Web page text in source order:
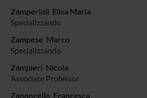
Zamperioli Elisa Maria
Specializzando
Zampese Marco
Specializzando
Zampieri Nicola
Associate Professor
Zanoncello Francesca